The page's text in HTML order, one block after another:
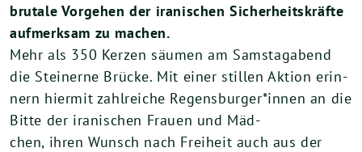
bru­ta­le Vor­ge­hen der ira­ni­schen Sicher­heits­kräf­te
auf­merk­sam zu machen.
Mehr als 350 Ker­zen säu­men am Sams­tag­abend
die Stei­ner­ne Brü­cke. Mit einer stil­len Akti­on erin­
nern hier­mit zahl­rei­che Regensburger*innen an die
Bit­te der ira­ni­schen Frau­en und Mäd­
chen, ihren Wunsch nach Frei­heit auch aus der